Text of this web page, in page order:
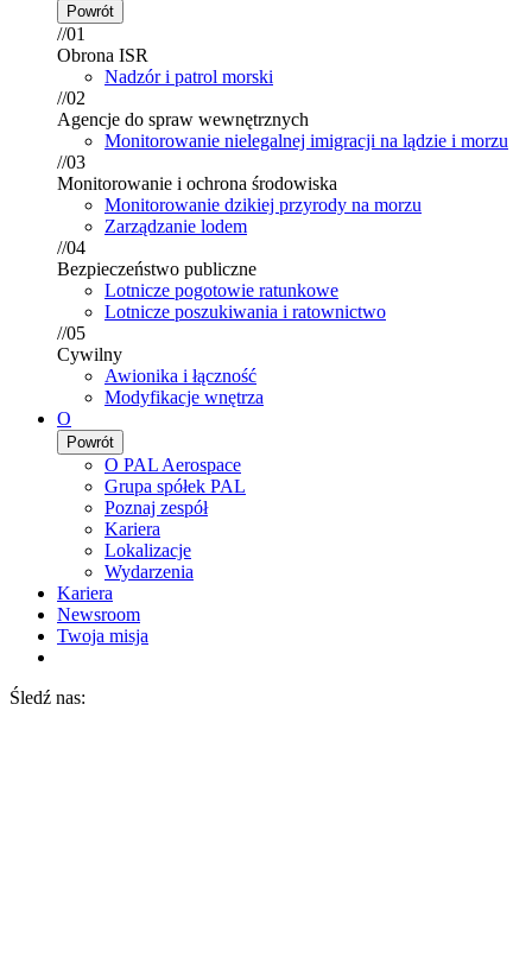
Powrót
//01
Obrona ISR
Nadzór i patrol morski
//02
Agencje do spraw wewnętrznych
Monitorowanie nielegalnej imigracji na lądzie i morzu
//03
Monitorowanie i ochrona środowiska
Monitorowanie dzikiej przyrody na morzu
Zarządzanie lodem
//04
Bezpieczeństwo publiczne
Lotnicze pogotowie ratunkowe
Lotnicze poszukiwania i ratownictwo
//05
Cywilny
Awionika i łączność
Modyfikacje wnętrza
O
Powrót
O PAL Aerospace
Grupa spółek PAL
Poznaj zespół
Kariera
Lokalizacje
Wydarzenia
Kariera
Newsroom
Twoja misja
Śledź nas: